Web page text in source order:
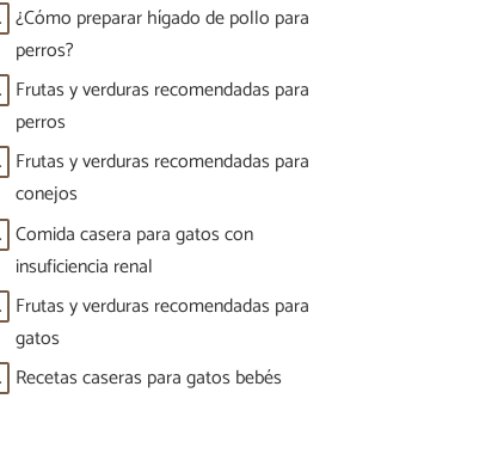
¿Cómo preparar hígado de pollo para
perros?
Frutas y verduras recomendadas para
perros
Frutas y verduras recomendadas para
conejos
Comida casera para gatos con
insuficiencia renal
Frutas y verduras recomendadas para
gatos
Recetas caseras para gatos bebés